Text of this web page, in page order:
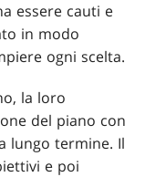
essere cauti e
in modo
ogni scelta.
la loro
del piano con
lungo termine. Il
e poi